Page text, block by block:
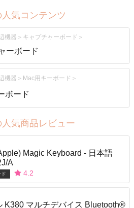
気コンテンツ
機器 キャプチャーボード
ーボード
機器 Mac用キーボード
ボード
気商品レビュー
Magic Keyboard ‐ 日本語
A
4.2
K380 マルチデバイス Bluetooth®